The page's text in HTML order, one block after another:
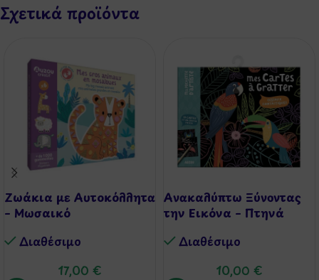
Σχετικά προϊόντα
Ζωάκια με Αυτοκόλλητα
– Μωσαικό
Διαθέσιμo
17,00 €
Ανακαλύπτω Ξύνοντας
την Εικόνα – Πτηνά
Διαθέσιμo
10,00 €